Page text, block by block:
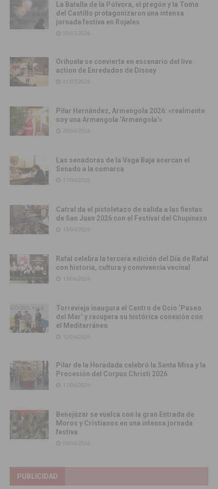
La Batalla de la Pólvora, el pregón y la Toma
del Castillo protagonizaron una intensa
jornada festiva en Rojales
03/07/2026
Orihuela se convierte en escenario del live
action de Enredados de Disney
01/07/2026
Pilar Hernández, Armengola 2026: «realmente
soy una Armengola ‘Armengola'»
29/06/2026
Las senadoras de la Vega Baja acercan el
Senado a la comarca
17/06/2026
Catral da el pistoletazo de salida a las fiestas
de San Juan 2026 con el Festival del Chupinazo
13/06/2026
Rafal celebra la tercera edición del Día de Rafal
con historia, cultura y convivencia vecinal
13/06/2026
Torrevieja inaugura el Centro de Ocio ‘Paseo
del Mar’ y recupera su histórica conexión con
el Mediterráneo
12/06/2026
Pilar de la Horadada celebró la Santa Misa y la
Procesión del Corpus Christi 2026
11/06/2026
Benejúzar se vuelca con la gran Entrada de
Moros y Cristianos en una intensa jornada
festiva
09/06/2026
PUBLICIDAD